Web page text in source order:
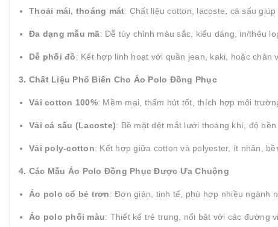
Thoải mái, thoáng mát: Chất liệu cotton, lacoste, cá sấu giúp
Đa dạng mẫu mã: Dễ tùy chỉnh màu sắc, kiểu dáng, in/thêu
Dễ phối đồ: Kết hợp linh hoạt với quần jean, kaki, hoặc chân
3. Chất Liệu Phổ Biến Cho Áo Polo Đồng Phục
Vải cotton 100%: Mềm mại, thấm hút tốt, thích hợp môi
Vải cá sấu (Lacoste): Bề mặt dệt mắt lưới thoáng khí, độ bền
Vải poly-cotton: Kết hợp giữa cotton và polyester, ít nhăn,
4. Các Mẫu Áo Polo Đồng Phục Được Ưa Chuộng
Áo polo cổ bẻ trơn: Đơn giản, tinh tế, phù hợp nhiều ngành
Áo polo phối màu: Thiết kế trẻ trung, nổi bật với các đường